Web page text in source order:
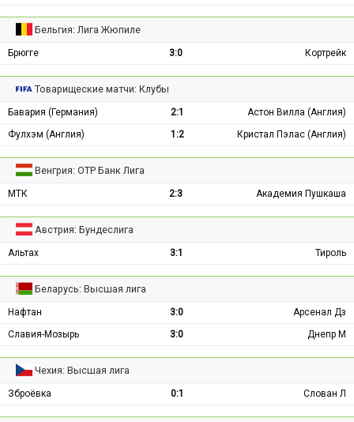
Бельгия: Лига Жюпиле
Брюгге 3:0 Кортрейк
Товарищеские матчи: Клубы
Бавария (Германия) 2:1
Астон Вилла (Англия)
Фулхэм (Англия)
1:2 Кристал Пэлас (Англия)
Венгрия: ОТР Банк Лига
МТК 2:3 Академия Пушкаша
Австрия: Бундеслига
Альтах 3:1 Тироль
Беларусь: Высшая лига
Нафтан 3:0
Арсенал Дз
Славия-Мозырь
3:0 Днепр М
Чехия: Высшая лига
Зброёвка 0:1 Слован Л